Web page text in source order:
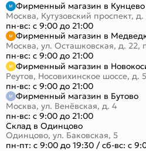
Фирменный магазин в Кунцево
Москва, Кутузовский проспект, д.
пн-вс: с 9:00 до 21:00
Фирменный магазин в
Москва, ул. Осташковская, д. 22,
пн-вс: с 9:00 до 21:00
Фирменный магазин в
Реутов, Носовихинское шоссе, д. 5
пн-вс: с 9:00 до 21:00
Фирменный магазин в Бутово
Москва, ул. Венёвская, д. 4
пн-вс: с 9:00 до 21:00
Склад в Одинцово
Одинцово, ул. Баковская, 5
пн-пт: с 9:00 до 19:30 /сб-вс: с